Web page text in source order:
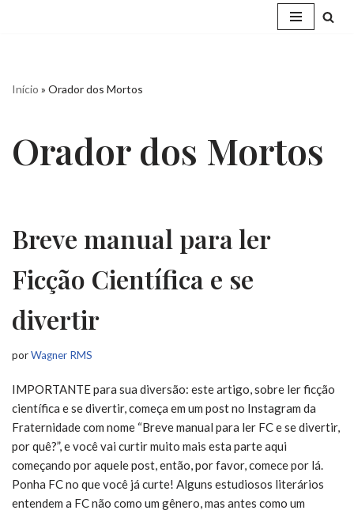
Início » Orador dos Mortos
Orador dos Mortos
Breve manual para ler
Ficção Científica e se
divertir
porWagner RMS
IMPORTANTE para sua diversão: este artigo, sobre ler ficção
científica e se divertir, começa em um post no Instagram da
Fraternidade com nome “Breve manual para ler FC e se divertir,
por quê?”, e você vai curtir muito mais esta parte aqui
começando por aquele post, então, por favor, comece por lá.
Ponha FC no que você já curte! Alguns estudiosos literários
entendem a FC não como um gênero, mas antes como um